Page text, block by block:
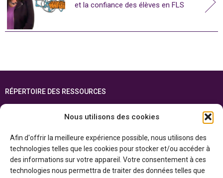
Nous utilisons des cookies
Afin d'offrir la meilleure expérience possible, nous utilisons des
technologies telles que les cookies pour stocker et/ou accéder à
des informations sur votre appareil. Votre consentement à ces
technologies nous permettra de traiter des données telles que
et la confiance des élèves en FLS
RÉPERTOIRE DES RESSOURCES
ENGLISH
Cette ressource est réalisée grâce au soutien financier du gouvernement de
l’Ontario et du gouvernement duCanada par l’entremise du ministère du